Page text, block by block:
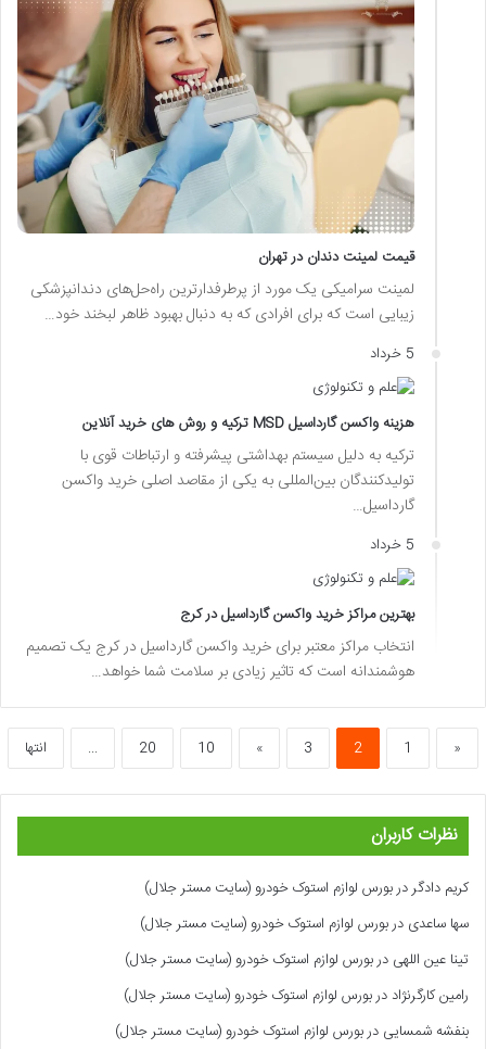
قیمت لمینت دندان در تهران
لمینت سرامیکی یک مورد از پرطرفدارترین راه‌حل‌های دندانپزشکی
زیبایی است که برای افرادی که به دنبال بهبود ظاهر لبخند خود…
5 خرداد
هزینه واکسن گارداسیل MSD ترکیه و روش های خرید آنلاین
ترکیه به دلیل سیستم بهداشتی پیشرفته و ارتباطات قوی با
تولیدکنندگان بین‌المللی به یکی از مقاصد اصلی خرید واکسن
گارداسیل…
5 خرداد
بهترین مراکز خرید واکسن گارداسیل در کرج
انتخاب مراکز معتبر برای خرید واکسن گارداسیل در کرج یک تصمیم
هوشمندانه است که تاثیر زیادی بر سلامت شما خواهد…
«
1
2
3
»
10
20
... انتها
نظرات کاربران
کریم دادگردربورس لوازم استوک خودرو (سایت مستر جلال)
سها ساعدی دربورس لوازم استوک خودرو (سایت مستر جلال)
تینا عین اللهی دربورس لوازم استوک خودرو (سایت مستر جلال)
رامین کارگرنژاد دربورس لوازم استوک خودرو (سایت مستر جلال)
بنفشه شمسایی دربورس لوازم استوک خودرو (سایت مستر جلال)